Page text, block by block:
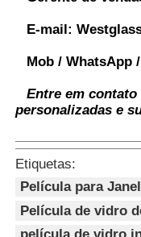
E-mail:
Mob / WhatsApp
Entre em
personalizadas e
Etiquetas:
Película para
Película de vidro